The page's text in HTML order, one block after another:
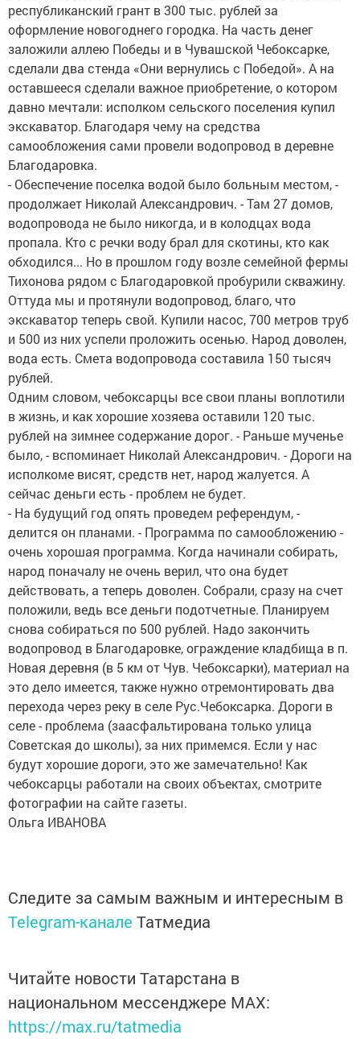
республиканский грант в 300 тыс. рублей за
оформление новогоднего городка. На часть денег
заложили аллею Победы и в Чувашской Чебоксарке,
сделали два стенда «Они вернулись с Победой». А на
оставшееся сделали важное приобретение, о котором
давно мечтали: исполком сельского поселения купил
экскаватор. Благодаря чему на средства
самообложения сами провели водопровод в деревне
Благодаровка.
- Обеспечение поселка водой было больным местом, -
продолжает Николай Александрович. - Там 27 домов,
водопровода не было никогда, и в колодцах вода
пропала. Кто с речки воду брал для скотины, кто как
обходился... Но в прошлом году возле семейной фермы
Тихонова рядом с Благодаровкой пробурили скважину.
Оттуда мы и протянули водопровод, благо, что
экскаватор теперь свой. Купили насос, 700 метров труб
и 500 из них успели проложить осенью. Народ доволен,
вода есть. Смета водопровода составила 150 тысяч
рублей.
Одним словом, чебоксарцы все свои планы воплотили
в жизнь, и как хорошие хозяева оставили 120 тыс.
рублей на зимнее содержание дорог. - Раньше мученье
было, - вспоминает Николай Александрович. - Дороги на
исполкоме висят, средств нет, народ жалуется. А
сейчас деньги есть - проблем не будет.
- На будущий год опять проведем референдум, -
делится он планами. - Программа по самообложению -
очень хорошая программа. Когда начинали собирать,
народ поначалу не очень верил, что она будет
действовать, а теперь доволен. Собрали, сразу на счет
положили, ведь все деньги подотчетные. Планируем
снова собираться по 500 рублей. Надо закончить
водопровод в Благодаровке, ограждение кладбища в п.
Новая деревня (в 5 км от Чув. Чебоксарки), материал на
это дело имеется, также нужно отремонтировать два
перехода через реку в селе Рус.Чебоксарка. Дороги в
селе - проблема (заасфальтирована только улица
Советская до школы), за них примемся. Если у нас
будут хорошие дороги, это же замечательно! Как
чебоксарцы работали на своих объектах, смотрите
фотографии на сайте газеты.
Ольга ИВАНОВА
Следите за самым важным и интересным в
Telegram-канале Татмедиа
Читайте новости Татарстана в
национальном мессенджере MАХ:
https://max.ru/tatmedia